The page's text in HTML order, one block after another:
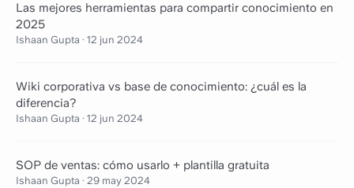
Las mejores herramientas para compartir conocimiento en
2025
Ishaan Gupta · 12 jun 2024
Wiki corporativa vs base de conocimiento: ¿cuál es la
diferencia?
Ishaan Gupta · 12 jun 2024
SOP de ventas: cómo usarlo + plantilla gratuita
Ishaan Gupta · 29 may 2024